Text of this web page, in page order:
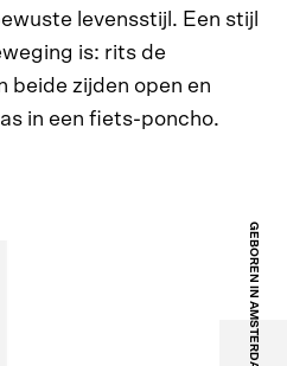
GEBOREN IN AMSTERDAM
levensstijl. Een stijl
is: rits de
beide zijden open en
in een fiets-poncho.